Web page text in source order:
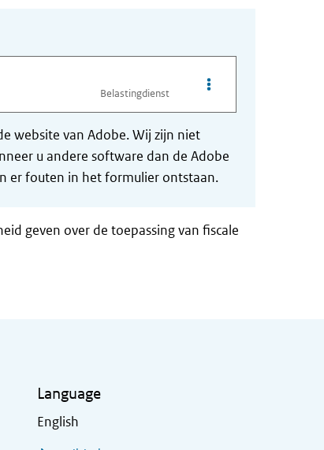
Belastingdienst
Opties van bestand
website van Adobe. Wij zijn niet
u andere software dan de Adobe
er fouten in het formulier ontstaan.
geven over de toepassing van fiscale
Language
English